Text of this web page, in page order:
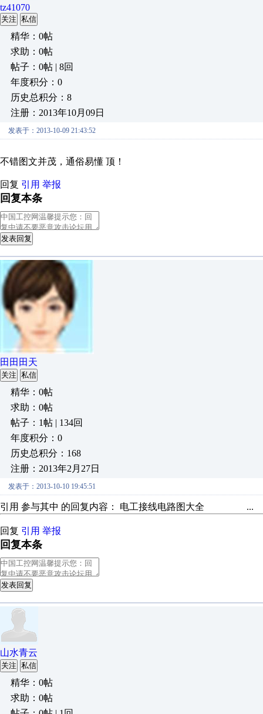
tz41070
关注 私信
精华：0帖
求助：0帖
帖子：0帖 | 8回
年度积分：0
历史总积分：8
注册：2013年10月09日
发表于：2013-10-09 21:43:52
不错图文并茂，通俗易懂 顶！
回复 引用 举报
回复本条
发表回复
田田田天
关注 私信
精华：0帖
求助：0帖
帖子：1帖 | 134回
年度积分：0
历史总积分：168
注册：2013年2月27日
发表于：2013-10-10 19:45:51
引用 参与其中 的回复内容： 电工接线电路图大全 ...
回复 引用 举报
回复本条
发表回复
山水青云
关注 私信
精华：0帖
求助：0帖